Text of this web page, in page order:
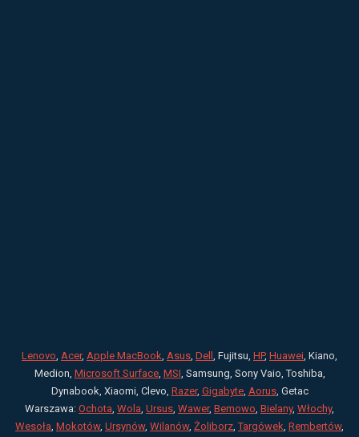
Lenovo Acer, Apple MacBook Asus Dell , Fujitsu, HP, Huawei , Kiano,
Medion, Microsoft Surface, MSI , Samsung, Sony Vaio, Toshiba,
Dynabook, Xiaomi, Clevo, Razer, Gigabyte, Aorus, Getac
Warszawa: Ochota Wola Ursus Wawer, Bemowo Bielany, Włochy,
Wesoła Mokotów, Ursynów, Wilanów, Żoliborz ,Targówek Rembertów,